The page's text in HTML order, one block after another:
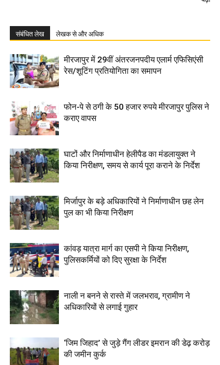
संबंधित लेख लेखक से और अधिक
मीरजापुर में 29वीं अंतरजनपदीय एलार्म एफिसिएंसी
रेस/शूटिंग प्रतियोगिता का समापन
फोन-पे से ठगी के 50 हजार रुपये मीरजापुर पुलिस ने
कराए वापस
घाटों और निर्माणाधीन हेलीपैड का मंडलायुक्त ने
किया निरीक्षण, समय से कार्य पूरा कराने के निर्देश
मिर्जापुर के बड़े अधिकारियों ने निर्माणाधीन छह लेन
पुल का भी किया निरीक्षण
कांवड़ यात्रा मार्ग का एसपी ने किया निरीक्षण,
पुलिसकर्मियों को दिए सुरक्षा के निर्देश
नाली न बनने से रास्ते में जलभराव, ग्रामीण ने
अधिकारियों से लगाई गुहार
‘जिम जिहाद’ से जुड़े गैंग लीडर इमरान की डेढ़ करोड़
की जमीन कुर्क